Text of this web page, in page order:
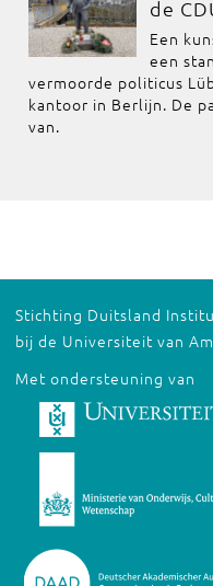
de
Een
een
vermoorde politicus
kantoor in Berlijn. De
van.
Stichting Duitsland
bij de Universiteit van
Met ondersteuning van